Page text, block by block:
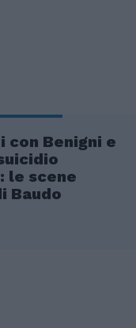
con Benigni e
le scene
Baudo